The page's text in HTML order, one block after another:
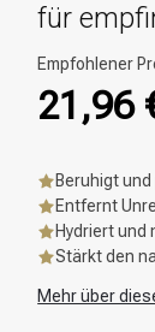
für
Empfohlener
21,96
Beruhigt
Entfernt
Hydriert und
Stärkt den
Mehr über